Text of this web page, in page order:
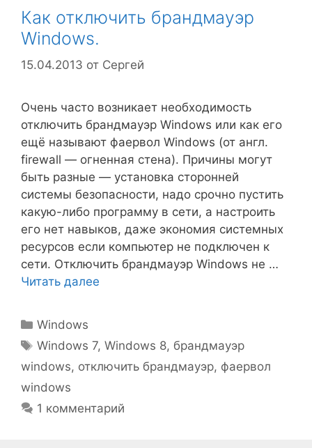
Как отключить брандмауэр
Windows.
15.04.2013 от Сергей
Очень часто возникает необходимость
отключить брандмауэр Windows или как его
ещё называют фаервол Windows (от англ.
firewall — огненная стена). Причины могут
быть разные — установка сторонней
системы безопасности, надо срочно пустить
какую-либо программу в сети, а настроить
его нет навыков, даже экономия системных
ресурсов если компьютер не подключен к
сети. Отключить брандмауэр Windows не …
Читать далее
Рубрики
Windows
Метки
Windows 7,Windows 8, брандмауэр
windows, отключить брандмауэр, фаервол
windows
1 комментарий